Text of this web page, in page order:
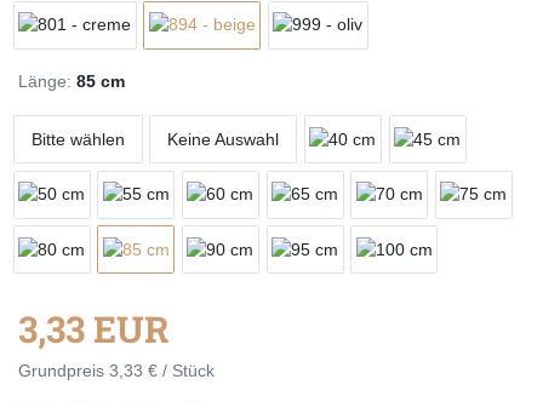
Länge: 85 cm
Bitte wählen Keine Auswahl
3,33 EUR
Grundpreis 3,33 € / Stück